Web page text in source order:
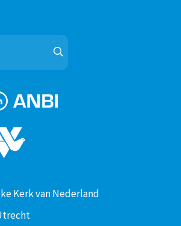
Zoeken
naar:
Kerk van Nederland